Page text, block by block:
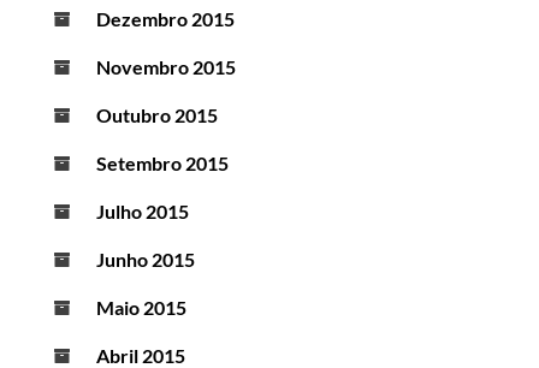
Dezembro 2015
Novembro 2015
Outubro 2015
Setembro 2015
Julho 2015
Junho 2015
Maio 2015
Abril 2015